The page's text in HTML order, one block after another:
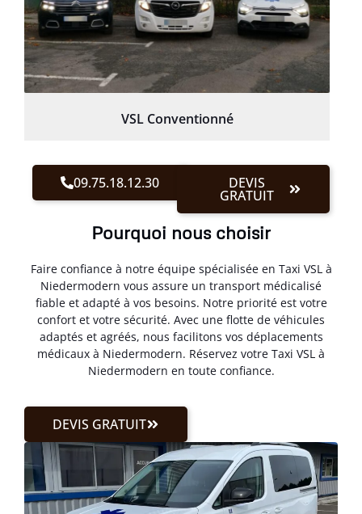
VSL Conventionné
09.75.18.12.30 DEVIS
GRATUIT
Pourquoi nous choisir
Faire confiance à notre équipe spécialisée en Taxi VSL à
Niedermodern vous assure un transport médicalisé
fiable et adapté à vos besoins. Notre priorité est votre
confort et votre sécurité. Avec une flotte de véhicules
adaptés et agréés, nous facilitons vos déplacements
médicaux à Niedermodern. Réservez votre Taxi VSL à
Niedermodern en toute confiance.
DEVIS GRATUIT